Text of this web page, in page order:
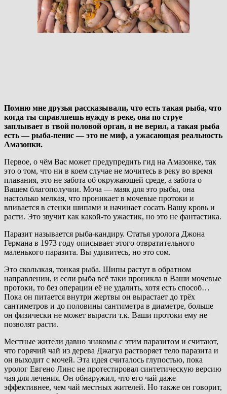
Помню мне друзья рассказывали, что есть такая рыба, что
когда ты справляешь нужду в реке, она по струе
заплывает в твой половой орган, я не верил, а такая рыба
есть — рыба-пенис — это не миф, а ужасающая реальность
Амазонки.
Первое, о чём Вас может предупредить гид на Амазонке, так
это о том, что ни в коем случае не мочитесь в реку во время
плавания, это не забота об окружающей среде, а забота о
Вашем благополучии. Моча — маяк для это рыбы, она
настолько мелкая, что проникает в мочевые протоки и
впивается в стенки шипами и начинает сосать Вашу кровь и
расти. Это звучит как какой-то ужастик, но это не фантастика.
Паразит называется рыба-кандиру. Статья уролога Джона
Германа в 1973 году описывает этого отвратительного
маленького паразита. Вы удивитесь, но это сом.
Это скользкая, тонкая рыба. Шипы растут в обратном
направлении, и если рыба всё таки проникла в Ваши мочевые
протоки, то без операции её не удалить, хотя есть способ…
Пока он питается внутри жертвы он вырастает до трёх
сантиметров и до половины сантиметра в диаметре, больше
он физически не может вырасти т.к. Ваши протоки ему не
позволят расти.
Местные жители давно знакомы с этим паразитом и считают,
что горячий чай из дерева Джагуа растворяет тело паразита и
он выходит с мочей. Эта идея считалось глупостью, пока
уролог Евгено Линс не протестировал синтетическую версию
чая для лечения. Он обнаружил, что его чай даже
эффективнее, чем чай местных жителей. Но также он говорит,